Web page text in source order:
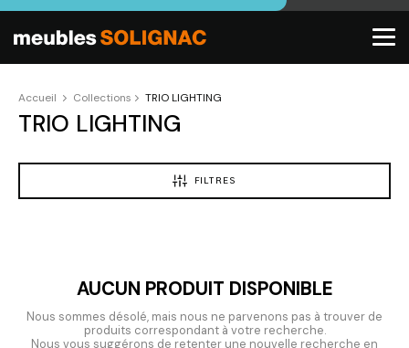
Accueil Collections TRIO LIGHTING
TRIO LIGHTING
FILTRES
AUCUN PRODUIT DISPONIBLE
Nous sommes désolé, mais nous ne parvenons pas à trouver de
produits correspondant à votre recherche.
Nous vous suggérons de retenter une nouvelle recherche en